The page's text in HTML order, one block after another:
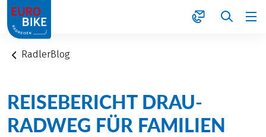
1
RadlerBlog
REISEBERICHT DRAU-
RADWEG FÜR FAMILIEN